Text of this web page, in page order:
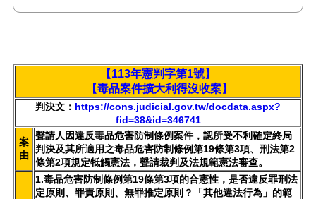
【113年憲判字第1號】
【毒品案件擴大利得沒收案】
判決文： https://cons.judicial.gov.tw/docdata.aspx?
fid=38&id=346741
案
由
聲請人因違反毒品危害防制條例案件，認所受不利確定終局
判決及其所適用之毒品危害防制條例第19條第3項、刑法第2
條第2項規定牴觸憲法，聲請裁判及法規範憲法審查。
1.毒品危害防制條例第19條第3項的合憲性，是否違反罪刑法
定原則、罪責原則、無罪推定原則？「其他違法行為」的範